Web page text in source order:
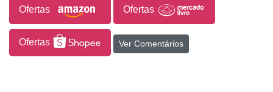
ponteiras de silicone, possibilitando melhor
adaptação, além de contar com luzes coloridas e
músicas integradas que ajudam a distrair durante o
uso. Equipado com bateria recarregável de 700
Ofertas Ofertas
Ofertas Ver Comentários